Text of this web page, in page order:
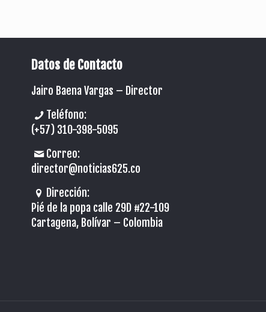
Datos de Contacto
Jairo Baena Vargas – Director
Teléfono:
(+57) 310-398-5095
Correo:
director@noticias625.co
Dirección:
Pié de la popa calle 29D #22-109
Cartagena, Bolívar – Colombia